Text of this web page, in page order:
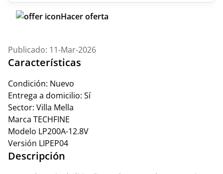
Hacer oferta
Publicado: 11-Mar-2026
Características
Condición: Nuevo
Entrega a domicilio: Sí
Sector: Villa Mella
Marca TECHFINE
Modelo LP200A-12.8V
Versión LIPEP04
Descripción